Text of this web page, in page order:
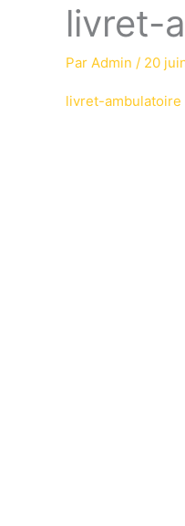
livret-
Par Admin / 20
livret-ambulatoire